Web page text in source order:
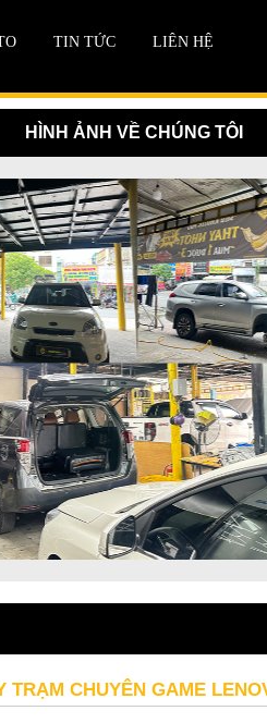
TIN TỨC LIÊN HỆ
HÌNH ẢNH VỀ CHÚNG TÔI
TRẠM CHUYÊN GAME